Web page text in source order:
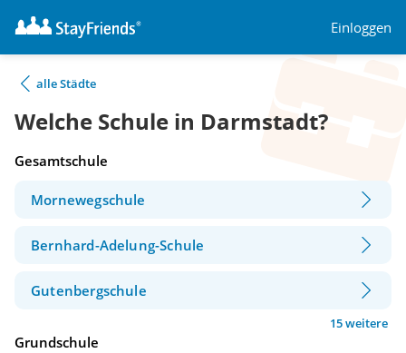
Einloggen
alle Städte
Welche Schule in Darmstadt?
Gesamtschule
Mornewegschule
Bernhard-Adelung-Schule
Gutenbergschule
15 weitere
Grundschule